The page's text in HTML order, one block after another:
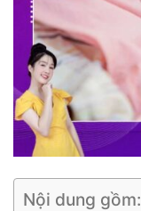
Nội dung gồm: